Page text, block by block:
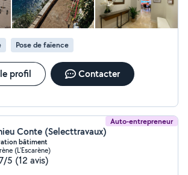
Pose de faïence
profil Contacter
Auto-entrepreneur
Conte (Selecttravaux)
bâtiment
(L'Escarène)
5 (12 avis)